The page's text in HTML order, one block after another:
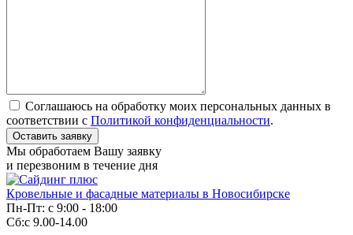
Соглашаюсь на обработку моих персональных данных в
соответствии с Политикой конфиденциальности.
Мы обработаем Вашу заявку
и перезвоним в течение дня
Кровельные и фасадные материалы в Новосибирске
Пн-Пт: с 9:00 - 18:00
Сб:с 9.00-14.00